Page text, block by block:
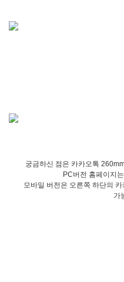
궁금하신 점은 카카오톡
PC버전 홈페이지
모바일 버전은 오른쪽 하단의
가